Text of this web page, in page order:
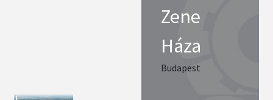
Zene
Háza
Budapest